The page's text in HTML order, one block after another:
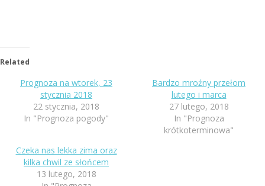
Related
Prognoza na wtorek, 23
stycznia 2018
22 stycznia, 2018
In "Prognoza pogody"
Bardzo mroźny przełom
lutego i marca
27 lutego, 2018
In "Prognoza
krótkoterminowa"
Czeka nas lekka zima oraz
kilka chwil ze słońcem
13 lutego, 2018